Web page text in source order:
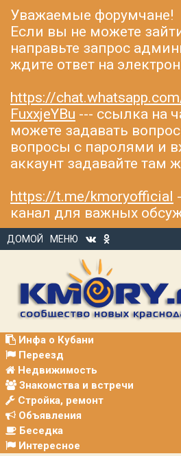
Уважаемые форумчане!
Если вы не можете
направьте запрос
ждите ответ на
https://
FuxxjeYBu --- ссылка на
можете задавать
вопросы с паролями и
аккаунт задавайте там
https://t.me/kmoryofficial
канал для важных
ДОМОЙ
МЕНЮ
Инфа о Кубани
Переезд
Недвижимость
Знакомства и встречи
Стройка, ремонт
Объявления
Беседка
Интересное